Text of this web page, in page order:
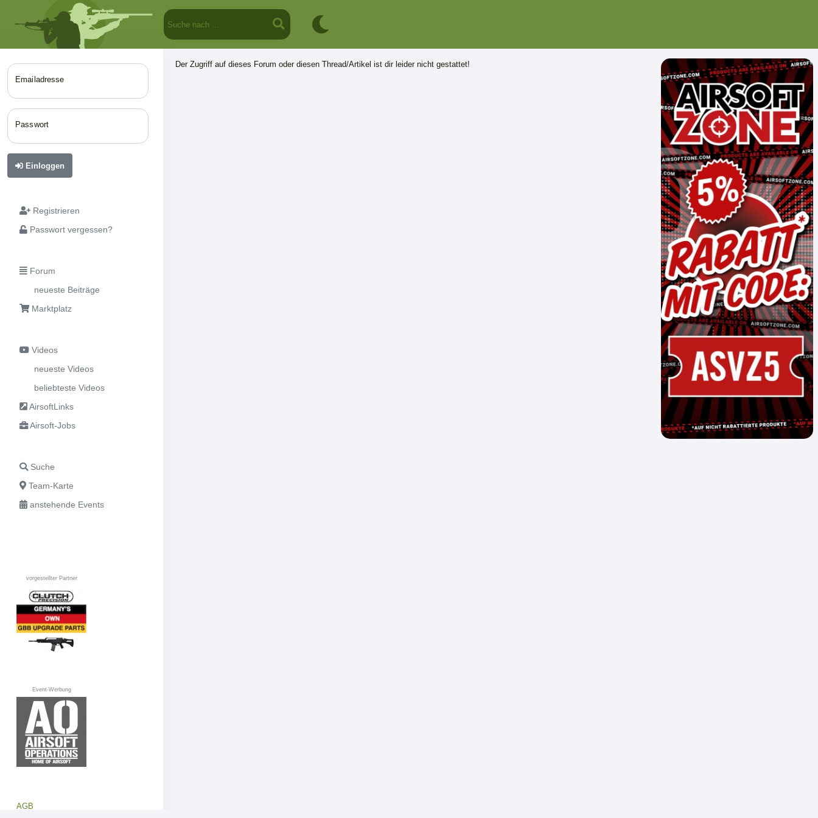
Emailadresse
Passwort
Einloggen
Registrieren
Passwort vergessen?
Forum
neueste Beiträge
Marktplatz
Videos
neueste Videos
beliebteste Videos
AirsoftLinks
Airsoft-Jobs
Suche
Team-Karte
anstehende Events
vorgestellter Partner
Event-Werbung
AGB
Der Zugriff auf dieses Forum oder diesen Thread/Artikel ist dir leider nicht gestattet!